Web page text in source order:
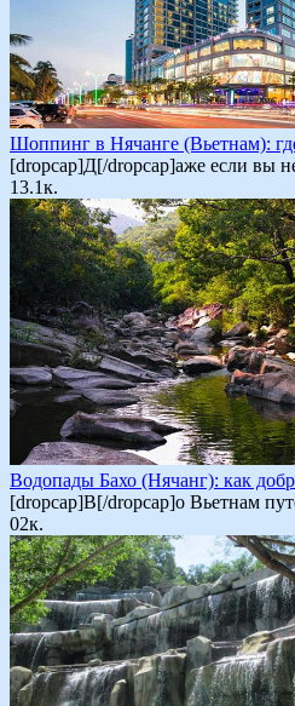
Шоппинг в Нячанге (Вьетнам):
[dropcap]Д[/dropcap]аже если вы
13.1к.
Водопады Бахо (Нячанг): как
[dropcap]В[/dropcap]о Вьетнам
02к.